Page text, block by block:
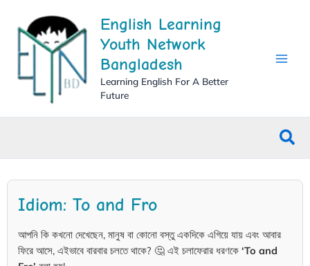
content
English Learning
Youth Network
Bangladesh
Learning English For A Better
Future
Idiom: To and Fro
আপনি কি কখনো দেখেছেন, মানুষ বা কোনো বস্তু একদিকে এগিয়ে যায় এবং আবার
ফিরে আসে, এইভাবে বারবার চলতে থাকে? 🤔 এই চলাফেরার ধরণকে ‘To and